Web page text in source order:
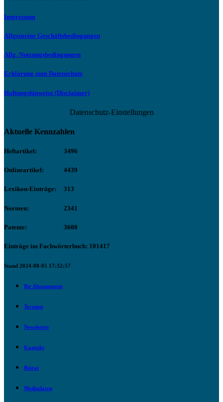
Impressum
Allgemeine Geschäftsbedingungen
Allg. Nutzungsbedingungen
Erklärung zum Datenschutz
Haftungshinweise (Disclaimer)
Datenschutz-Einstellungen
Aktuelle Kennzahlen
Heftartikel: 3496
Onlineartikel: 4439
Lexikon-Einträge: 313
Normen: 2341
Patente: 3608
Einträge im Fachwörterbuch: 101417
Stand 2024-08-05 17:32:57
Ihr Abonnement
Termine
Newsletter
Kontakt
Beirat
Mediadaten